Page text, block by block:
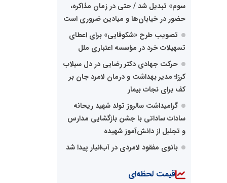
سوم» تبدیل شد / حتی در زمان مذاکره،
حضور در خیابان‌ها و میادین ضروری است
تصویب طرح «شکوفایی» برای اعطای
تسهیلات خرد در مؤسسه اعتباری ملل
حرکت جهادی دکتر رضایی در دل سیلاب
کرزا؛ مدیر بهداشت و درمان لامرد جان بر
کف برای نجات بیمار
گرامیداشت سالروز تولد شهید ریحانه
سادات ساداتی با جشن بازگشایی مدارس
و تجلیل از دانش‌آموز شهیده
بانوی مفقود لامردی در آب‌انبار پیدا شد
قیمت لحظه‌ای